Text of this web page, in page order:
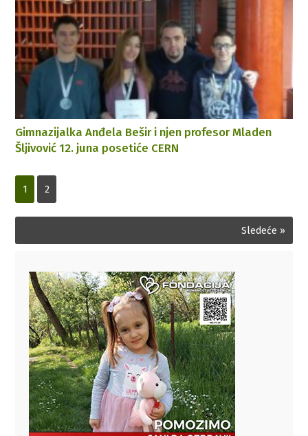
Gimnazijalka Anđela Bešir i njen profesor Mladen
Šljivović 12. juna posetiće CERN
1 2
Sledeće »